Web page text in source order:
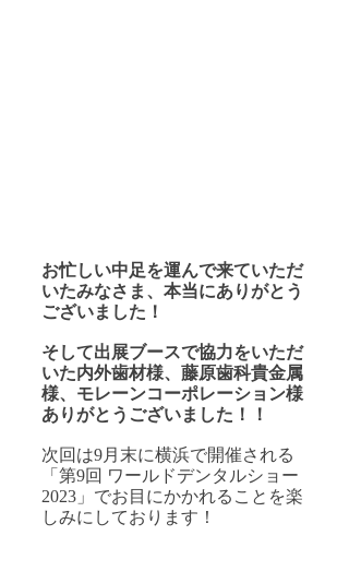
お忙しい中足を運んで来ていただ
いたみなさま、本当にありがとう
ございました！
そして出展ブースで協力をいただ
いた内外歯材様、藤原歯科貴金属
様、モレーンコーポレーション様
ありがとうございました！！
次回は9月末に横浜で開催される
「第9回 ワールドデンタルショー
2023」でお目にかかれることを楽
しみにしております！